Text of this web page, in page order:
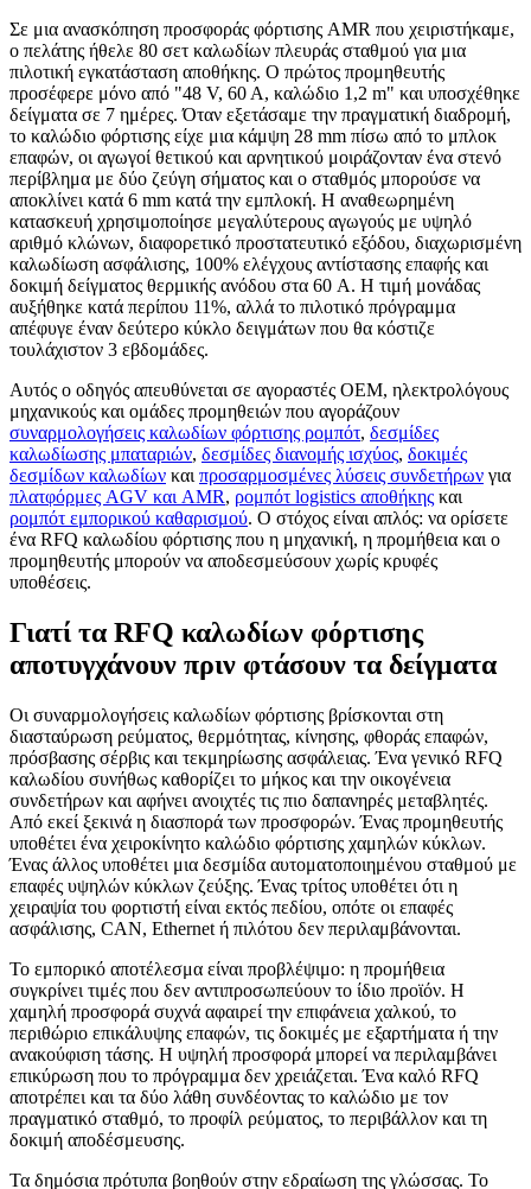
Σε μια ανασκόπηση προσφοράς φόρτισης AMR που χειριστήκαμε,
ο πελάτης ήθελε 80 σετ καλωδίων πλευράς σταθμού για μια
πιλοτική εγκατάσταση αποθήκης. Ο πρώτος προμηθευτής
προσέφερε μόνο από "48 V, 60 A, καλώδιο 1,2 m" και υποσχέθηκε
δείγματα σε 7 ημέρες. Όταν εξετάσαμε την πραγματική διαδρομή,
το καλώδιο φόρτισης είχε μια κάμψη 28 mm πίσω από το μπλοκ
επαφών, οι αγωγοί θετικού και αρνητικού μοιράζονταν ένα στενό
περίβλημα με δύο ζεύγη σήματος και ο σταθμός μπορούσε να
αποκλίνει κατά 6 mm κατά την εμπλοκή. Η αναθεωρημένη
κατασκευή χρησιμοποίησε μεγαλύτερους αγωγούς με υψηλό
αριθμό κλώνων, διαφορετικό προστατευτικό εξόδου, διαχωρισμένη
καλωδίωση ασφάλισης, 100% ελέγχους αντίστασης επαφής και
δοκιμή δείγματος θερμικής ανόδου στα 60 A. Η τιμή μονάδας
αυξήθηκε κατά περίπου 11%, αλλά το πιλοτικό πρόγραμμα
απέφυγε έναν δεύτερο κύκλο δειγμάτων που θα κόστιζε
τουλάχιστον 3 εβδομάδες.
Αυτός ο οδηγός απευθύνεται σε αγοραστές OEM, ηλεκτρολόγους
μηχανικούς και ομάδες προμηθειών που αγοράζουν
συναρμολογήσεις καλωδίων φόρτισης ρομπότ, δεσμίδες
καλωδίωσης μπαταριών, δεσμίδες διανομής ισχύος, δοκιμές
δεσμίδων καλωδίων και προσαρμοσμένες λύσεις συνδετήρων για
πλατφόρμες AGV και AMR, ρομπότ logistics αποθήκης και
ρομπότ εμπορικού καθαρισμού. Ο στόχος είναι απλός: να ορίσετε
ένα RFQ καλωδίου φόρτισης που η μηχανική, η προμήθεια και ο
προμηθευτής μπορούν να αποδεσμεύσουν χωρίς κρυφές
υποθέσεις.
Γιατί τα RFQ καλωδίων φόρτισης
αποτυγχάνουν πριν φτάσουν τα δείγματα
Οι συναρμολογήσεις καλωδίων φόρτισης βρίσκονται στη
διασταύρωση ρεύματος, θερμότητας, κίνησης, φθοράς επαφών,
πρόσβασης σέρβις και τεκμηρίωσης ασφάλειας. Ένα γενικό RFQ
καλωδίου συνήθως καθορίζει το μήκος και την οικογένεια
συνδετήρων και αφήνει ανοιχτές τις πιο δαπανηρές μεταβλητές.
Από εκεί ξεκινά η διασπορά των προσφορών. Ένας προμηθευτής
υποθέτει ένα χειροκίνητο καλώδιο φόρτισης χαμηλών κύκλων.
Ένας άλλος υποθέτει μια δεσμίδα αυτοματοποιημένου σταθμού με
επαφές υψηλών κύκλων ζεύξης. Ένας τρίτος υποθέτει ότι η
χειραψία του φορτιστή είναι εκτός πεδίου, οπότε οι επαφές
ασφάλισης, CAN, Ethernet ή πιλότου δεν περιλαμβάνονται.
Το εμπορικό αποτέλεσμα είναι προβλέψιμο: η προμήθεια
συγκρίνει τιμές που δεν αντιπροσωπεύουν το ίδιο προϊόν. Η
χαμηλή προσφορά συχνά αφαιρεί την επιφάνεια χαλκού, το
περιθώριο επικάλυψης επαφών, τις δοκιμές με εξαρτήματα ή την
ανακούφιση τάσης. Η υψηλή προσφορά μπορεί να περιλαμβάνει
επικύρωση που το πρόγραμμα δεν χρειάζεται. Ένα καλό RFQ
αποτρέπει και τα δύο λάθη συνδέοντας το καλώδιο με τον
πραγματικό σταθμό, το προφίλ ρεύματος, το περιβάλλον και τη
δοκιμή αποδέσμευσης.
Τα δημόσια πρότυπα βοηθούν στην εδραίωση της γλώσσας. Το